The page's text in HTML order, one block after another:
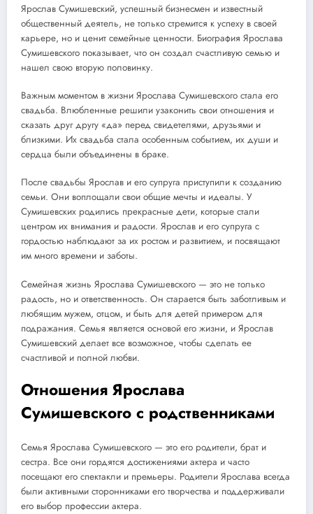
Ярослав Сумишевский, успешный бизнесмен и известный
общественный деятель, не только стремится к успеху в своей
карьере, но и ценит семейные ценности. Биография Ярослава
Сумишевского показывает, что он создал счастливую семью и
нашел свою вторую половинку.
Важным моментом в жизни Ярослава Сумишевского стала его
свадьба. Влюбленные решили узаконить свои отношения и
сказать друг другу «да» перед свидетелями, друзьями и
близкими. Их свадьба стала особенным событием, их души и
сердца были объединены в браке.
После свадьбы Ярослав и его супруга приступили к созданию
семьи. Они воплощали свои общие мечты и идеалы. У
Сумишевских родились прекрасные дети, которые стали
центром их внимания и радости. Ярослав и его супруга с
гордостью наблюдают за их ростом и развитием, и посвящают
им много времени и заботы.
Семейная жизнь Ярослава Сумишевского — это не только
радость, но и ответственность. Он старается быть заботливым и
любящим мужем, отцом, и быть для детей примером для
подражания. Семья является основой его жизни, и Ярослав
Сумишевский делает все возможное, чтобы сделать ее
счастливой и полной любви.
Отношения Ярослава
Сумишевского с родственниками
Семья Ярослава Сумишевского — это его родители, брат и
сестра. Все они гордятся достижениями актера и часто
посещают его спектакли и премьеры. Родители Ярослава всегда
были активными сторонниками его творчества и поддерживали
его выбор профессии актера.